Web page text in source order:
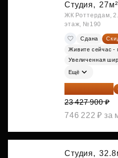
Студия, 27м²
ЖК Роттердам,
этаж, №190
Сдана
Живите сейчас -
Увеличенная
Ещё
20 147 994 ₽
23 427 900 ₽
746 222 ₽ за
Студия,